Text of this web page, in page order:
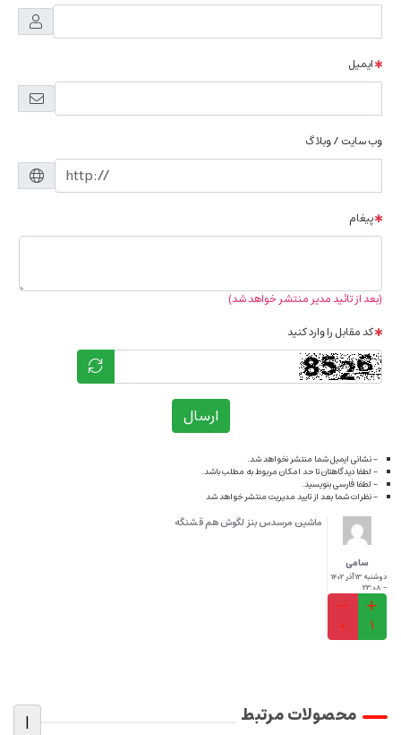
ایمیل
وب سایت / وبلاگ
پیغام
(بعد از تائید مدیر منتشر خواهد شد)
کد مقابل را وارد کنید
ارسال
- نشانی ایمیل شما منتشر نخواهد شد.
- لطفا دیدگاهتان تا حد امکان مربوط به مطلب باشد.
- لطفا فارسی بنویسید.
- نظرات شما بعد از تایید مدیریت منتشر خواهد شد
سامی
دوشنبه 13 آذر 1402
- 23:08
1
0
ماشین مرسدس بنز لگوش هم قشنگه
محصولات مرتبط |